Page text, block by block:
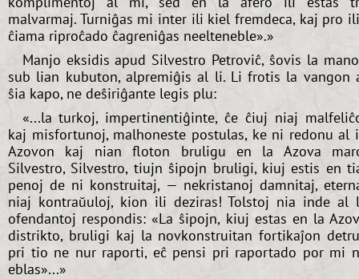
malvarmaj. Turniĝas mi inter ili kiel fremdeca, kaj pro
ĉiama riproĉado ĉagreniĝas neelteneble».»
Manjo eksidis apud Silvestro Petroviĉ, ŝovis la
sub lian kubuton, alpremiĝis al li. Li frotis la vangon
ŝia kapo, ne deŝiriĝante legis plu:
«...la turkoj, impertinentiĝinte, ĉe ĉiuj niaj
kaj misfortunoj, malhoneste postulas, ke ni redonu al
Azovon kaj nian floton bruligu en la Azova
Silvestro, Silvestro, tiujn ŝipojn bruligi, kiuj estis en
penoj de ni konstruitaj, — nekristanoj damnitaj,
niaj kontraŭuloj, kion ili deziras! Tolstoj nia inde al
ofendantoj respondis: «La ŝipojn, kiuj estas en la
distrikto, bruligi kaj la novkonstruitan fortikaĵon
pri tio ne nur raporti, eĉ pensi pri raportado por mi
eblas»...»